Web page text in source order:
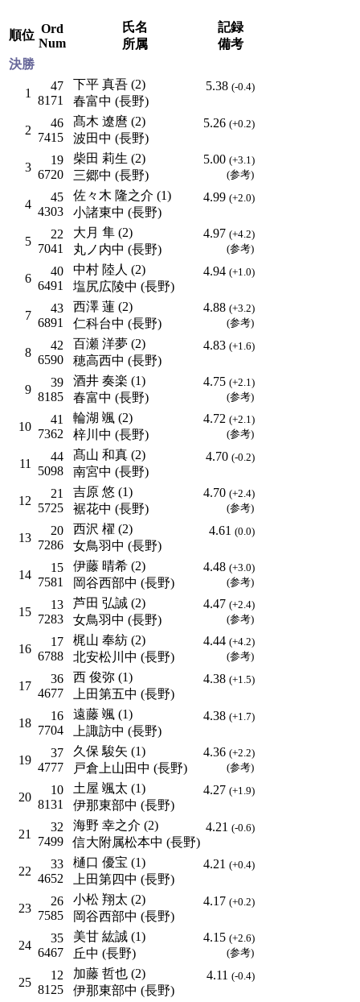
順位 Ord
Num
氏名
所属
記録
備考
決勝
1
47
8171
下平 真吾 (2)
春富中 (長野)
5.38 (-0.4)
2
46
7415
髙木 遼麿 (2)
波田中 (長野)
5.26 (+0.2)
3
19
6720
柴田 莉生 (2)
三郷中 (長野)
5.00 (+3.1)
(参考)
4
45
4303
佐々木 隆之介 (1)
小諸東中 (長野)
4.99 (+2.0)
5
22
7041
大月 隼 (2)
丸ノ内中 (長野)
4.97 (+4.2)
(参考)
6
40
6491
中村 陸人 (2)
塩尻広陵中 (長野)
4.94 (+1.0)
7
43
6891
西澤 蓮 (2)
仁科台中 (長野)
4.88 (+3.2)
(参考)
8
42
6590
百瀬 洋夢 (2)
穂高西中 (長野)
4.83 (+1.6)
9
39
8185
酒井 奏楽 (1)
春富中 (長野)
4.75 (+2.1)
(参考)
10
41
7362
輪湖 颯 (2)
梓川中 (長野)
4.72 (+2.1)
(参考)
11
44
5098
髙山 和真 (2)
南宮中 (長野)
4.70 (-0.2)
12
21
5725
吉原 悠 (1)
裾花中 (長野)
4.70 (+2.4)
(参考)
13
20
7286
西沢 櫂 (2)
女鳥羽中 (長野)
4.61 (0.0)
14
15
7581
伊藤 晴希 (2)
岡谷西部中 (長野)
4.48 (+3.0)
(参考)
15
13
7283
芦田 弘誠 (2)
女鳥羽中 (長野)
4.47 (+2.4)
(参考)
16
17
6788
梶山 奉紡 (2)
北安松川中 (長野)
4.44 (+4.2)
(参考)
17
36
4677
西 俊弥 (1)
上田第五中 (長野)
4.38 (+1.5)
18
16
7704
遠藤 颯 (1)
上諏訪中 (長野)
4.38 (+1.7)
19
37
4777
久保 駿矢 (1)
戸倉上山田中 (長野)
4.36 (+2.2)
(参考)
20
10
8131
土屋 颯太 (1)
伊那東部中 (長野)
4.27 (+1.9)
21
32
7499
海野 幸之介 (2)
信大附属松本中 (長野)
4.21 (-0.6)
22
33
4652
樋口 優宝 (1)
上田第四中 (長野)
4.21 (+0.4)
23
26
7585
小松 翔太 (2)
岡谷西部中 (長野)
4.17 (+0.2)
24
35
6467
美甘 紘誠 (1)
丘中 (長野)
4.15 (+2.6)
(参考)
25
12
8125
加藤 哲也 (2)
伊那東部中 (長野)
4.11 (-0.4)